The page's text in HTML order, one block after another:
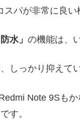
スパが非常に良
防水」 の機能は、
しっかり抑えて
Note 9Sも
す。